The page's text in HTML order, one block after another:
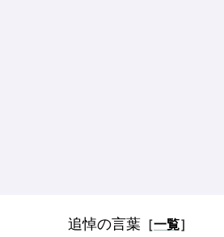
追悼の言葉 ［一覧］